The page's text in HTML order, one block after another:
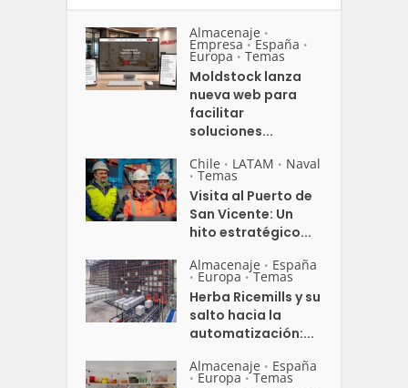
Almacenaje •
Empresa • España •
Europa • Temas
Moldstock lanza
nueva web para
facilitar
soluciones...
Chile • LATAM • Naval
• Temas
Visita al Puerto de
San Vicente: Un
hito estratégico...
Almacenaje • España
• Europa • Temas
Herba Ricemills y su
salto hacia la
automatización:...
Almacenaje • España
• Europa • Temas